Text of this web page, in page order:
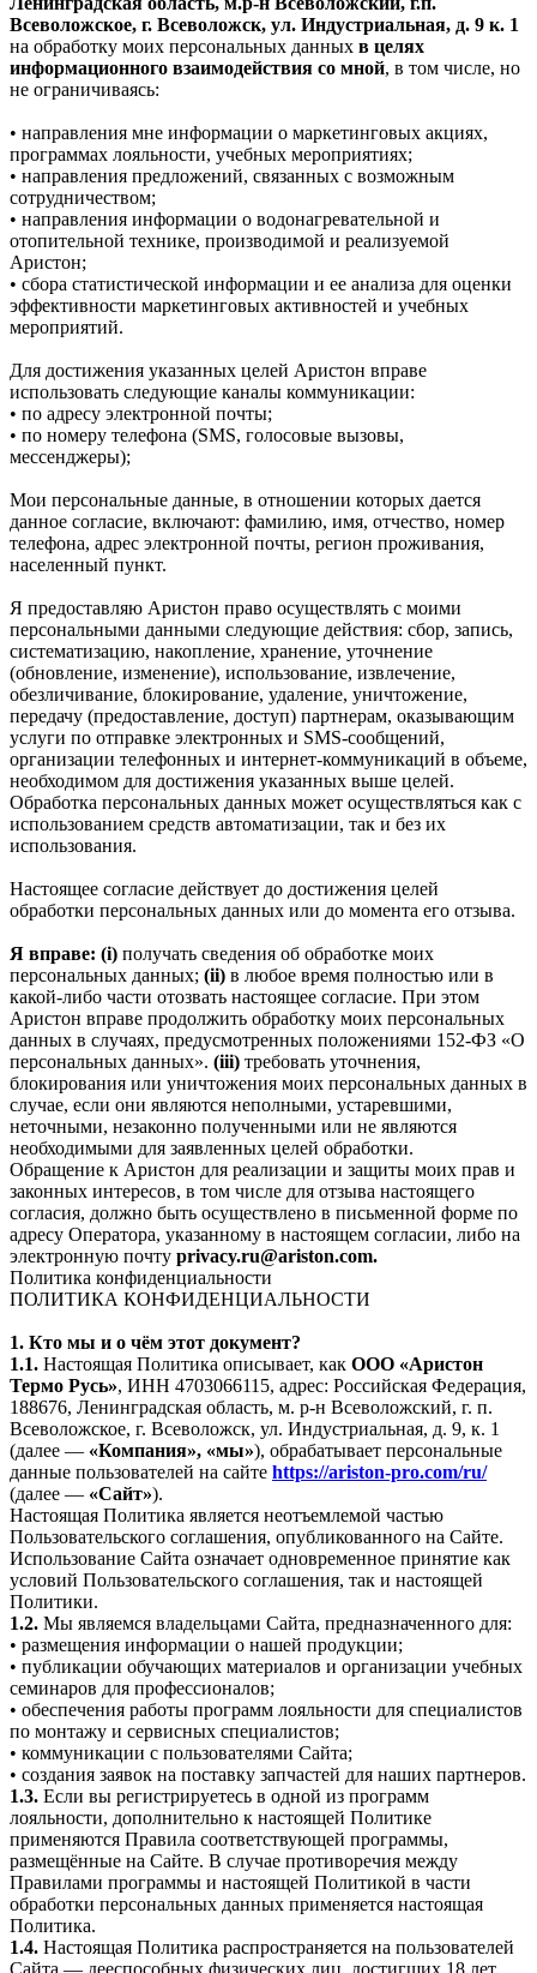
Всеволожское, г. Всеволожск, ул. Индустриальная, д. 9 к. 1
на обработку моих персональных данных в целях
информационного взаимодействия со мной, в том числе, но
не ограничиваясь:
• направления мне информации о маркетинговых акциях,
программах лояльности, учебных мероприятиях;
• направления предложений, связанных с возможным
сотрудничеством;
• направления информации о водонагревательной и
отопительной технике, производимой и реализуемой
Аристон;
• сбора статистической информации и ее анализа для оценки
эффективности маркетинговых активностей и учебных
мероприятий.
Для достижения указанных целей Аристон вправе
использовать следующие каналы коммуникации:
• по адресу электронной почты;
• по номеру телефона (SMS, голосовые вызовы,
мессенджеры);
Мои персональные данные, в отношении которых дается
данное согласие, включают: фамилию, имя, отчество, номер
телефона, адрес электронной почты, регион проживания,
населенный пункт.
Я предоставляю Аристон право осуществлять с моими
персональными данными следующие действия: сбор, запись,
систематизацию, накопление, хранение, уточнение
(обновление, изменение), использование, извлечение,
обезличивание, блокирование, удаление, уничтожение,
передачу (предоставление, доступ) партнерам, оказывающим
услуги по отправке электронных и SMS‑сообщений,
организации телефонных и интернет‑коммуникаций в объеме,
необходимом для достижения указанных выше целей.
Обработка персональных данных может осуществляться как с
использованием средств автоматизации, так и без их
использования.
Настоящее согласие действует до достижения целей
обработки персональных данных или до момента его отзыва.
Я вправе: (i) получать сведения об обработке моих
персональных данных; (ii) в любое время полностью или в
какой-либо части отозвать настоящее согласие. При этом
Аристон вправе продолжить обработку моих персональных
данных в случаях, предусмотренных положениями 152-ФЗ «О
персональных данных». (iii) требовать уточнения,
блокирования или уничтожения моих персональных данных в
случае, если они являются неполными, устаревшими,
неточными, незаконно полученными или не являются
необходимыми для заявленных целей обработки.
Обращение к Аристон для реализации и защиты моих прав и
законных интересов, в том числе для отзыва настоящего
согласия, должно быть осуществлено в письменной форме по
адресу Оператора, указанному в настоящем согласии, либо на
электронную почту privacy.ru@ariston.com.
Политика конфиденциальности
ПОЛИТИКА КОНФИДЕНЦИАЛЬНОСТИ
1. Кто мы и о чём этот документ?
1.1. Настоящая Политика описывает, как ООО «Аристон
Термо Русь», ИНН 4703066115, адрес: Российская Федерация,
188676, Ленинградская область, м. р-н Всеволожский, г. п.
Всеволожское, г. Всеволожск, ул. Индустриальная, д. 9, к. 1
(далее — «Компания», «мы»), обрабатывает персональные
данные пользователей на сайте https://ariston-pro.com/ru/
(далее — «Сайт»).
Настоящая Политика является неотъемлемой частью
Пользовательского соглашения, опубликованного на Сайте.
Использование Сайта означает одновременное принятие как
условий Пользовательского соглашения, так и настоящей
Политики.
1.2. Мы являемся владельцами Сайта, предназначенного для:
• размещения информации о нашей продукции;
• публикации обучающих материалов и организации учебных
семинаров для профессионалов;
• обеспечения работы программ лояльности для специалистов
по монтажу и сервисных специалистов;
• коммуникации с пользователями Сайта;
• создания заявок на поставку запчастей для наших партнеров.
1.3. Если вы регистрируетесь в одной из программ
лояльности, дополнительно к настоящей Политике
применяются Правила соответствующей программы,
размещённые на Сайте. В случае противоречия между
Правилами программы и настоящей Политикой в части
обработки персональных данных применяется настоящая
Политика.
1.4. Настоящая Политика распространяется на пользователей
Сайта — дееспособных физических лиц, достигших 18 лет.